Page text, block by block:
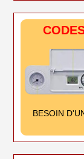
BESOIN